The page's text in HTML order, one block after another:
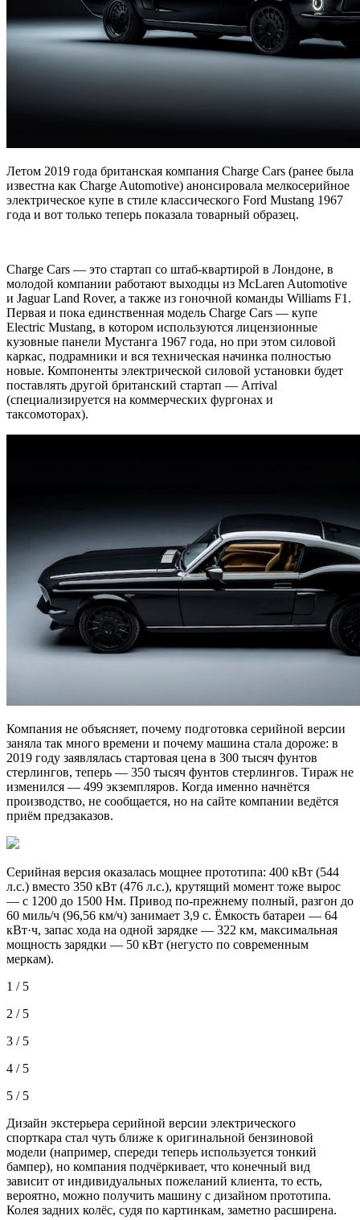
Летом 2019 года британская компания Charge Cars (ранее была
известна как Charge Automotive) анонсировала мелкосерийное
электрическое купе в стиле классического Ford Mustang 1967
года и вот только теперь показала товарный образец.
Charge Cars — это стартап со штаб-квартирой в Лондоне, в
молодой компании работают выходцы из McLaren Automotive
и Jaguar Land Rover, а также из гоночной команды Williams F1.
Первая и пока единственная модель Charge Cars — купе
Electric Mustang, в котором используются лицензионные
кузовные панели Мустанга 1967 года, но при этом силовой
каркас, подрамники и вся техническая начинка полностью
новые. Компоненты электрической силовой установки будет
поставлять другой британский стартап — Arrival
(специализируется на коммерческих фургонах и
таксомоторах).
Компания не объясняет, почему подготовка серийной версии
заняла так много времени и почему машина стала дороже: в
2019 году заявлялась стартовая цена в 300 тысяч фунтов
стерлингов, теперь — 350 тысяч фунтов стерлингов. Тираж не
изменился — 499 экземпляров. Когда именно начнётся
производство, не сообщается, но на сайте компании ведётся
приём предзаказов.
Серийная версия оказалась мощнее прототипа: 400 кВт (544
л.с.) вместо 350 кВт (476 л.с.), крутящий момент тоже вырос
— с 1200 до 1500 Нм. Привод по-прежнему полный, разгон до
60 миль/ч (96,56 км/ч) занимает 3,9 с. Ёмкость батареи — 64
кВт·ч, запас хода на одной зарядке — 322 км, максимальная
мощность зарядки — 50 кВт (негусто по современным
меркам).
1 / 5
2 / 5
3 / 5
4 / 5
5 / 5
Дизайн экстерьера серийной версии электрического
спорткара стал чуть ближе к оригинальной бензиновой
модели (например, спереди теперь используется тонкий
бампер), но компания подчёркивает, что конечный вид
зависит от индивидуальных пожеланий клиента, то есть,
вероятно, можно получить машину с дизайном прототипа.
Колея задних колёс, судя по картинкам, заметно расширена.